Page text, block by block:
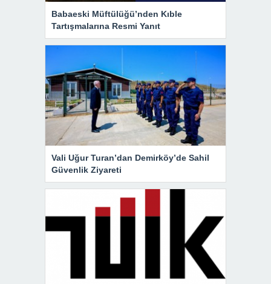
Babaeski Müftülüğü’nden Kıble
Tartışmalarına Resmi Yanıt
Vali Uğur Turan’dan Demirköy’de Sahil
Güvenlik Ziyareti